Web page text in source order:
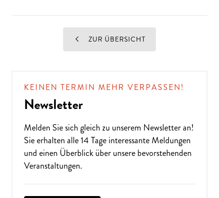
ZUR ÜBERSICHT
KEINEN TERMIN MEHR VERPASSEN!
Newsletter
Melden Sie sich gleich zu unserem Newsletteran!
Sie erhalten alle 14 Tage interessante Meldungen
und einen Überblick über unsere bevorstehenden
Veranstaltungen.